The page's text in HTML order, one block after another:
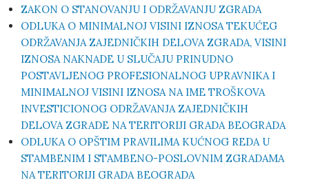
ZAKON O STANOVANJU I ODRŽAVANJU ZGRADA
ODLUKA O MINIMALNOJ VISINI IZNOSA TEKUĆEG
ODRŽAVANJA ZAJEDNIČKIH DELOVA ZGRADA, VISINI
IZNOSA NAKNADE U SLUČAJU PRINUDNO
POSTAVLJENOG PROFESIONALNOG UPRAVNIKA I
MINIMALNOJ VISINI IZNOSA NA IME TROŠKOVA
INVESTICIONOG ODRŽAVANJA ZAJEDNIČKIH
DELOVA ZGRADE NA TERITORIJI GRADA BEOGRADA
ODLUKA O OPŠTIM PRAVILIMA KUĆNOG REDA U
STAMBENIM I STAMBENO-POSLOVNIM ZGRADAMA
NA TERITORIJI GRADA BEOGRADA